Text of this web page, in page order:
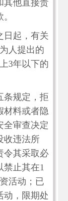
其他直接责
日起，有关
人提出的
3年以下的
规定，拒
材料或者隐
全审查决定
收违法所
令其采取必
禁止其在1
活动；已
动，限期处